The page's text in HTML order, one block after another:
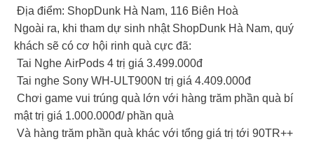
Địa điểm: ShopDunk Hà Nam, 116 Biên Hoà
Ngoài ra, khi tham dự sinh nhật ShopDunk Hà Nam, quý
khách sẽ có cơ hội rinh quà cực đã:
Tai Nghe AirPods 4 trị giá 3.499.000đ
Tai nghe Sony WH-ULT900N trị giá 4.409.000đ
Chơi game vui trúng quà lớn với hàng trăm phần quà bí
mật trị giá 1.000.000đ/ phần quà
Và hàng trăm phần quà khác với tổng giá trị tới 90TR++